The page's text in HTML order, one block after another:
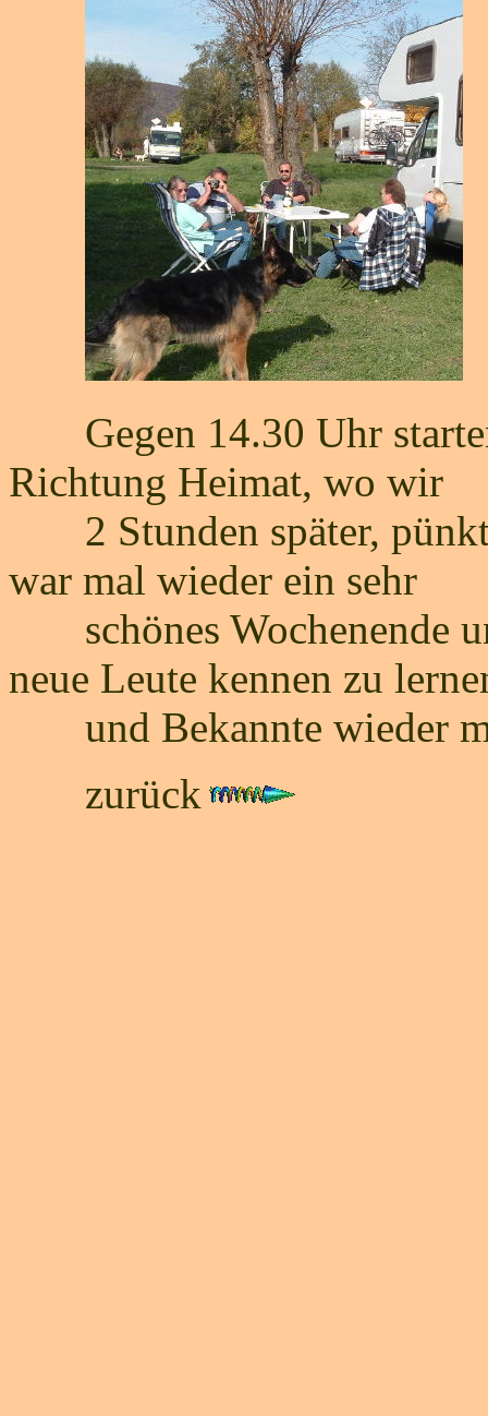
Gegen 14.30 Uhr
Richtung Heimat, wo wir
2 Stunden später,
war mal wieder ein sehr
schönes Wochenende
neue Leute kennen zu
und Bekannte wieder
zurück